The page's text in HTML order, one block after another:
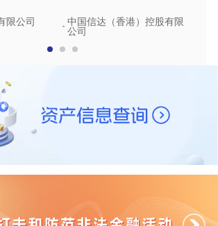
限公司
中国信达（香港）控股有限
公司